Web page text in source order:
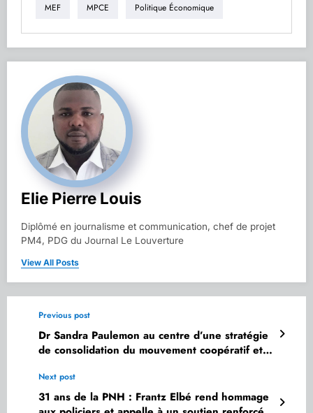
MEF MPCE Politique Économique
Elie Pierre Louis
Diplômé en journalisme et communication, chef de projet
PM4, PDG du Journal Le Louverture
View All Posts
Previous post
Dr Sandra Paulemon au centre d’une stratégie
de consolidation du mouvement coopératif et
Next post
31 ans de la PNH : Frantz Elbé rend hommage